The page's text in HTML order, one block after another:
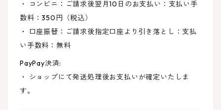
・ コンビニ：ご請求後翌月10日のお支払い：支払い手
数料：350円（税込）
・ 口座振替：ご請求後指定口座より引き落とし：支払
い手数料：無料
PayPay決済:
・ ショップにて発送処理後お支払いが確定いたしま
す。